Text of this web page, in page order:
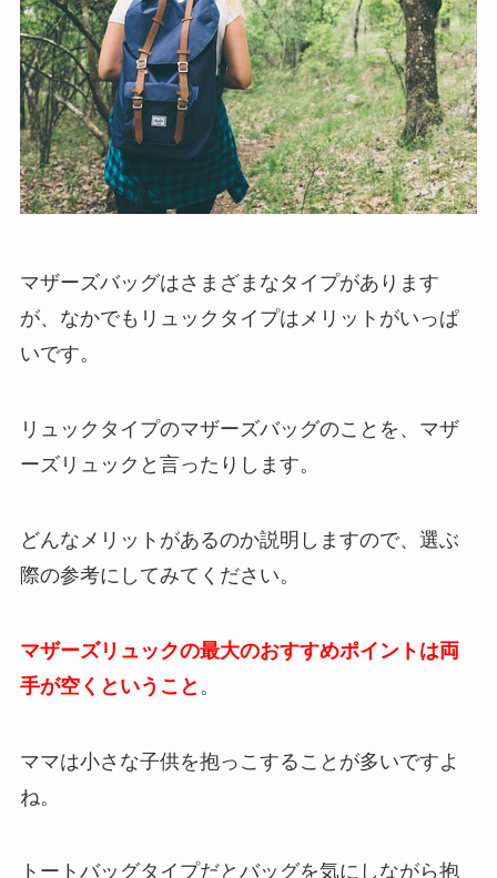
マザーズバッグはさまざまなタイプがあります
が、なかでもリュックタイプはメリットがいっぱ
いです。
リュックタイプのマザーズバッグのことを、マザ
ーズリュックと言ったりします。
どんなメリットがあるのか説明しますので、選ぶ
際の参考にしてみてください。
マザーズリュックの最大のおすすめポイントは両
手が空くということ 。
ママは小さな子供を抱っこすることが多いですよ
ね。
トートバッグタイプだとバッグを気にしながら抱